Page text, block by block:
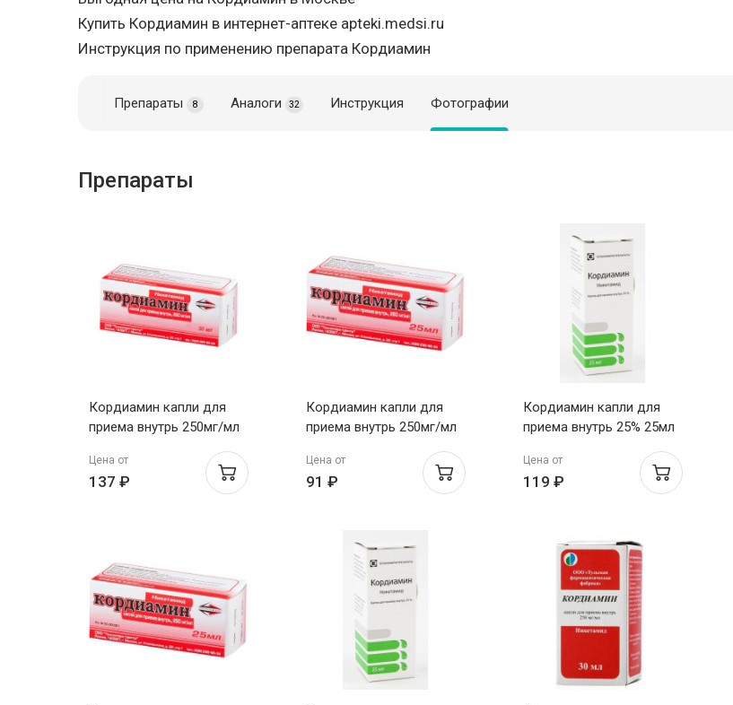
Купить Кордиамин в интернет-аптеке apteki.medsi.ru
Инструкция по применению препарата Кордиамин
Препараты 8 Аналоги 32 Инструкция Фотографии
Препараты
Кордиамин капли для
приема внутрь 250мг/мл
Цена от
137 ₽
Кордиамин капли для
приема внутрь 250мг/мл
Цена от
91 ₽
Кордиамин капли для
приема внутрь 25% 25мл
Цена от
119 ₽